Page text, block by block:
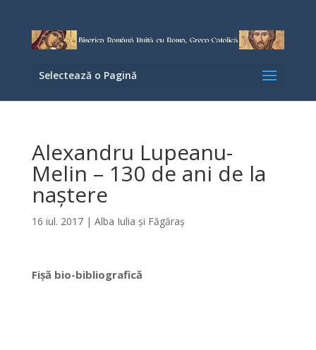
Selectează o Pagină
Alexandru Lupeanu-
Melin – 130 de ani de la
naștere
16 iul. 2017| Alba Iulia şi Făgăraş
Fişă bio-bibliografică